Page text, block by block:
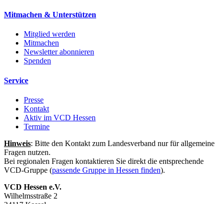
Mitmachen & Unterstützen
Mitglied werden
Mitmachen
Newsletter abonnieren
Spenden
Service
Presse
Kontakt
Aktiv im VCD Hessen
Termine
Hinweis: Bitte den Kontakt zum Landesverband nur für allgemeine
Fragen nutzen.
Bei regionalen Fragen kontaktieren Sie direkt die entsprechende
VCD-Gruppe (passende Gruppe in Hessen finden).
VCD Hessen e.V.
Wilhelmsstraße 2